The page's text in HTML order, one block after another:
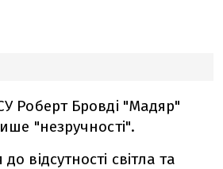
Роберт Бровді "Мадяр"
"незручності".
відсутності світла та